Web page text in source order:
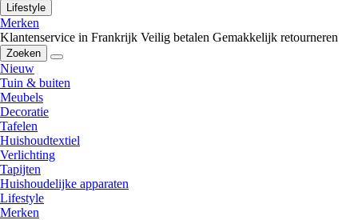
Lifestyle
Merken
Klantenservice in Frankrijk Veilig betalen Gemakkelijk retourneren
Zoeken
Nieuw
Tuin & buiten
Meubels
Decoratie
Tafelen
Huishoudtextiel
Verlichting
Tapijten
Huishoudelijke apparaten
Lifestyle
Merken